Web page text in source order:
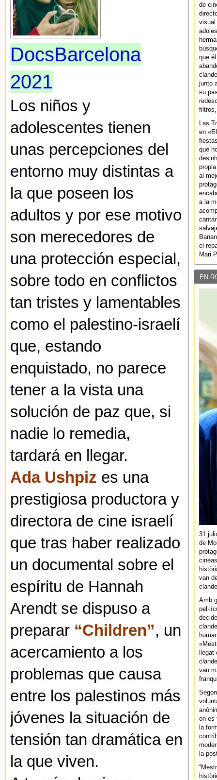
DocsBarcelona
2021
Los niños y
adolescentes tienen
unas percepciones del
entorno muy distintas a
la que poseen los
adultos y por ese motivo
son merecedores de
una protección especial,
sobre todo en conflictos
tan tristes y lamentables
como el palestino-israelí
que, estando
enquistado, no parece
tener a la vista una
solución de paz que, si
nadie lo remedia,
tardará en llegar.
Ada Ushpiz es una
prestigiosa productora y
directora de cine israelí
que tras haber realizado
un documental sobre el
espíritu de Hannah
Arendt se dispuso a
preparar “Children”, un
acercamiento a los
problemas que causa
entre los palestinos más
jóvenes la situación de
tensión tan dramática en
la que viven.
de
visual
que
junto
su
filtros,
Las
en
que
al
a la
el
Mari
EN
31
de
van
Amb
van
on es
la
la